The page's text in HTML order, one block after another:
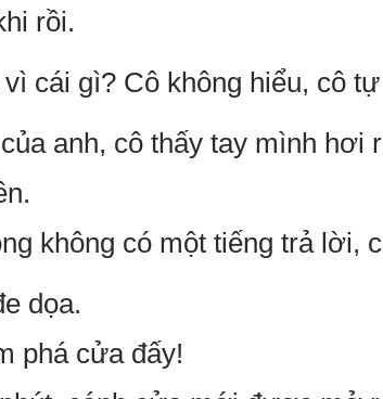
rồi.
cái gì? Cô không hiểu, cô
anh, cô thấy tay mình hơi
không có một tiếng trả lời,
dọa.
phá cửa đấy!